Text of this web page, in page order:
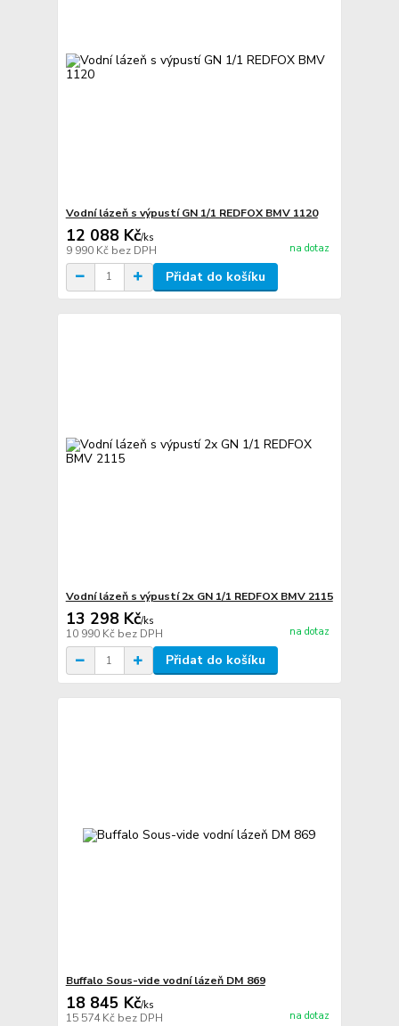
Vodní lázeň s výpustí GN 1/1 REDFOX BMV 1120
12 088 Kč/ks
9 990 Kč bez DPH na dotaz
Přidat do košíku
Vodní lázeň s výpustí 2x GN 1/1 REDFOX BMV 2115
13 298 Kč/ks
10 990 Kč bez DPH na dotaz
Přidat do košíku
Buffalo Sous-vide vodní lázeň DM 869
18 845 Kč/ks
15 574 Kč bez DPH na dotaz